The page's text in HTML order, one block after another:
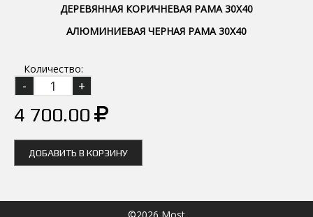
ДЕРЕВЯННАЯ КОРИЧНЕВАЯ РАМА 30Х40
АЛЮМИНИЕВАЯ ЧЕРНАЯ РАМА 30Х40
Количество:
4 700.00
ДОБАВИТЬ В КОРЗИНУ